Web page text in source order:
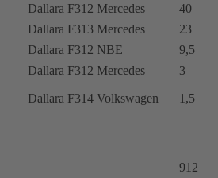
Dallara F312 Mercedes
40
Dallara F313 Mercedes
23
Dallara F312 NBE
9,5
Dallara F312 Mercedes 3
Dallara F314 Volkswagen 1,5
912